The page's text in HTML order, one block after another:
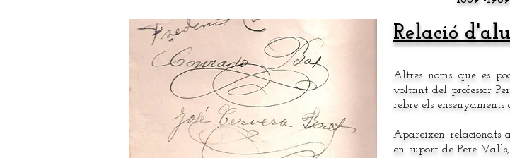
Relació
Altres noms que es
voltant del professor
rebre els ensenyaments
Apareixen relacionats
en suport de Pere